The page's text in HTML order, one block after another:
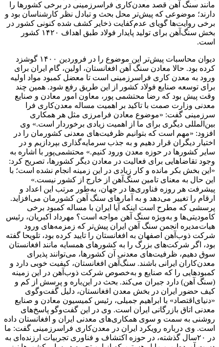
مانند سنگ آهن قصد معدن‌‌‌کاری فراسرزمینی در برخی کشورها را
دارند؛ موضوعی که پیش‌تر محل بحث و تبادل نظر کارشناسان بود و
برخی روایت‌‌‌ها گویای عدم‌کفایت ذخایر کشف شده کنونی کشور در
بخش سنگ‌آهن برای تولید پایدار فولاد طبق اهداف ۱۴۲۰ کشور
است.
دیوان محاسبات پیش‌تر این موضوع را در فروردین ۱۴۰۰ گوشزد
کرده بود. حالا معادن سنگ آهن افغانستان، اولین، گام ایران برای
ورود به معدن کاری فراسرزمینی است تا معضل کمبود مواد اولیه
برای توسعه صنایع فولاد کشور از این طریق رفع شود. همین چند
وقت پیش بود که رضا محتشمی پور، معاون امور معادن و صنایع
معدنی وزارت صمت با تاکید بر اهمیت مساله معدن‌کاری فرا
سرزمینی گفت: «موضوع معادن فرامرزی مثل هر همکاری
بین‌المللی دیگری برای ما از اهمیت زیادی برخوردار است.» وی
افزود: «مهم است که بتوانیم ظرفیت‌‌‌‌‌‌‌‌‌‌های معدنی کشورمان را در
اختیار دیگران قرار دهیم و به جذب سرمایه‌گذاری بپردازیم و در
سایر کشورها در حوزه معدن ورود کنیم.» محتشمی‌‌‌‌‌‌‌‌‌‌پور با اشاره به
وجود تقاضاهایی برای فعالیت در معادن دیگر کشورها، تصریح ‌‌‌‌‌‌‌‌‌کرد:
‌‌‌‌«‌‌‌این بخش بکر مانده و کار زیادی در این زمینه انجام نشده است؛ با
این حال به معنای تامین سنگ‌‌‌‌‌‌‌‌‌‌آهن از خارج از کشور نیست.»
پیشرفت هر روزه فناوری‌‌‌‌‌‌‌‌‌‌ها در جهان، به‌‌‌‌‌‌‌‌‌طور مرتب این اعداد و
ارقام را تغییر می‌دهد و به آمارهای سنگ‌‌‌‌‌‌‌‌‌ آهن کشورمان می‌افزاید.
پرسشی که مطرح است اینکه آیا ایران با مساله کمبود برخی
کامودیتی‌‌‌ها و به‌‌‌ویژه سنگ آهن مواجه است؟ مهرداد اکبریان، رئیس
هیات‌مدیره انجمن سنگ آهن ایران پیش‌تر که زمزمه‌‌‌های ورود
شرکت ذوب‌‌‌آهن اصفهان به افغانستان را تایید کرده بود، تلویحا گفته
بود، اگر شرکت‌های بزرگ را به کشورهای همسایه مانند افغانستان
سوق دهیم، ظرفیت‌‌‌های معدنی آن کشورها، می‌توانند پذیرای
معدن‌‌‌کاران ایرانی باشند. سنگ‌آهن افغانستان، کیفیت خوبی دارد و
کمبودهایی را که صنایع و به‌خصوص شرکت ذوب‌‌‌آهن در این زمینه
(سنگ آهن) دارد جبران می‌کند. بحث در این‌باره و پرسش از کم و
کیف حضور ایران در بخش معدن افغانستان، دلیل گفت‌وگوی
«دنیای‌اقتصاد» با ابراهیم جمیلی، رئیس کمیسیون معادن و صنایع
معدنی اتاق بازرگانی ایران است. وی در این گفت‌وگو پاسخ‌‌‌های
روشنی به سمت و سوی همکاری‌‌‌های معدنی ایران و افغانستان داده
است. وی درباره رویکرد ایران در معدن‌‌‌کاری فراسرزمینی گفت: ما
در ۲۰سال گذشته، در حوزه اکتشاف و فناوری تجربیات ارزنده‌‌‌‌‌‌ای به